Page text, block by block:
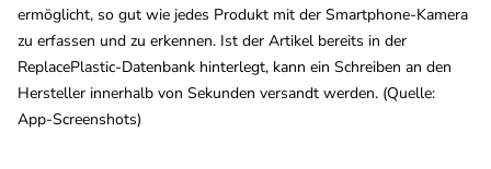
ermöglicht, so gut wie jedes Produkt mit der Smartphone-Kamera
zu erfassen und zu erkennen. Ist der Artikel bereits in der
ReplacePlastic-Datenbank hinterlegt, kann ein Schreiben an den
Hersteller innerhalb von Sekunden versandt werden. (Quelle:
App-Screenshots)